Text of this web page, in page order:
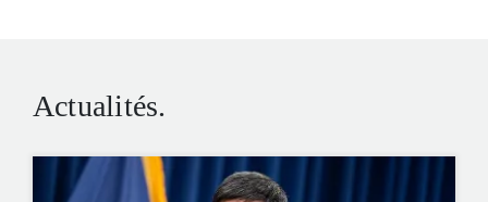
Actualités.